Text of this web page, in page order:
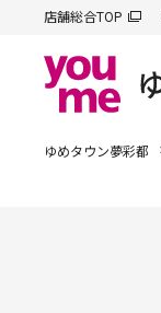
店舗総合TOP
ゆめタウン夢彩都